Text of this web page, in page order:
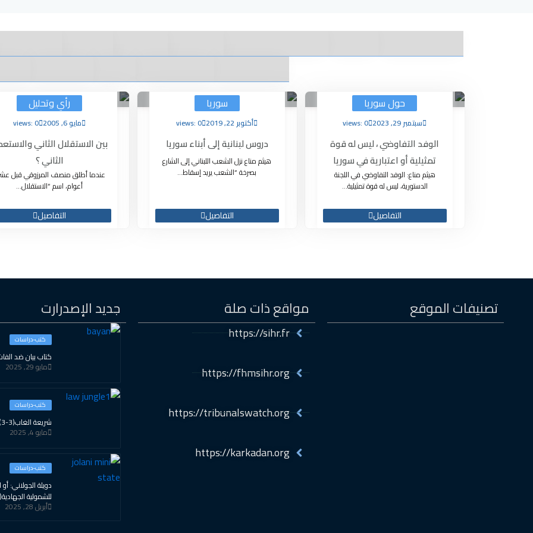
حول سوريا
سبتمبر 29, 2023 views: 0
الوفد التفاوضي ، ليس له قوة
تمثيلية أو اعتبارية في سوريا
هيثم مناع: الوفد التفاوضي في اللجنة
الدستورية، ليس له قوة تمثيلية...
التفاصيل
سوريا
أكتوبر 22, 2019 views: 0
دروس لبنانية إلى أبناء سوريا
هيثم مناع نزل الشعب اللبناني إلى الشارع
بصرخة “الشعب يريد إسقاط...
التفاصيل
رأي وتحليل
مايو 6, 2005 views: 0
بين الاستقلال الثاني
الثاني ؟
عندما أطلق منصف المرزوقي قبل
أعوام، اسم “الاستقلال...
التفاصيل
جديد الإصدرارت
كتب-دراسات
كتاب بيان ضد
مايو 29, 2025
كتب-دراسات
شريعة الغاب(3-3)
مايو 4, 2025
كتب-دراسات
دويلة الجولاني: أو
للشمولية الجهادية(2-
أبريل 28, 2025
مواقع ذات صلة
https://sihr.fr
https://fhmsihr.org
https://tribunalswatch.org
https://karkadan.org
تصنيفات الموقع